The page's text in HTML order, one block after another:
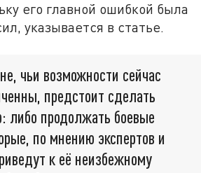
его главной ошибкой была
указывается в статье.
чьи возможности сейчас
предстоит сделать
либо продолжать боевые
по мнению экспертов и
к её неизбежному